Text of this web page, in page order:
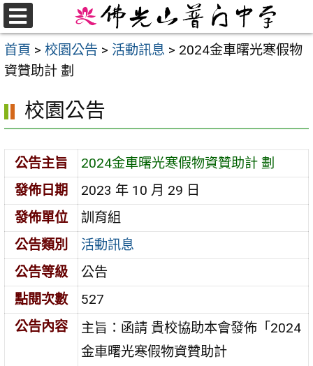
跳
至
主
要
首頁 > 校園公告 > 活動訊息 > 2024金車曙光寒假物
資贊助計 劃
校園公告
公告主旨
2024金車曙光寒假物資贊助計 劃
發佈日期
2023 年 10 月 29 日
發佈單位
訓育組
公告類別
活動訊息
公告等級
公告
點閱次數
527
公告內容
主旨：函請 貴校協助本會發佈「2024
金車曙光寒假物資贊助計
選
單